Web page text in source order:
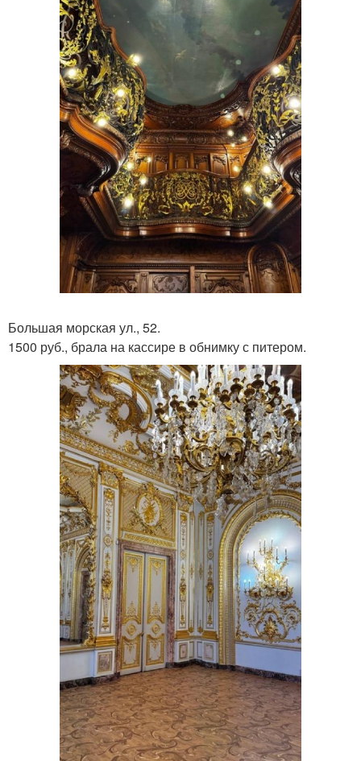
Большая морская ул., 52.
1500 руб., брала на кассире в обнимку с питером.